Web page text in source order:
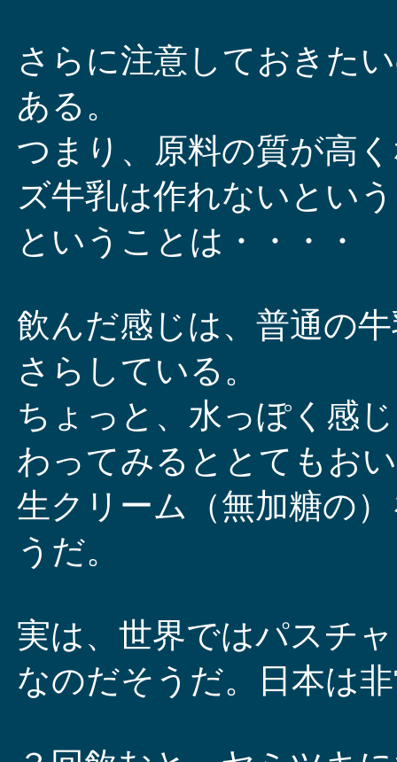
さらに注意しておきた
ある。
つまり、原料の質が高
ズ牛乳は作れないとい
ということは・・・・
飲んだ感じは、普通の
さらしている。
ちょっと、水っぽく感
わってみるととてもお
生クリーム（無加糖の
うだ。
実は、世界ではパスチ
なのだそうだ。日本は